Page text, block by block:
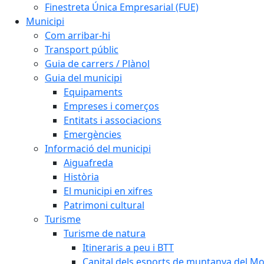
Finestreta Única Empresarial (FUE)
Municipi
Com arribar-hi
Transport públic
Guia de carrers / Plànol
Guia del municipi
Equipaments
Empreses i comerços
Entitats i associacions
Emergències
Informació del municipi
Aiguafreda
Història
El municipi en xifres
Patrimoni cultural
Turisme
Turisme de natura
Itineraris a peu i BTT